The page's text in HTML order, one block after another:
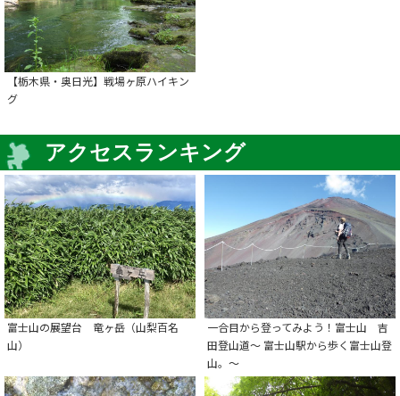
【栃木県・奥日光】戦場ヶ原ハイキン
グ
アクセスランキング
富士山の展望台 竜ヶ岳（山梨百名
山）
一合目から登ってみよう！富士山 吉
田登山道～ 富士山駅から歩く富士山登
山。～